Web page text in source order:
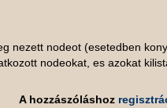
nezett nodeot (esetedben
nodeokat, es azokat
A hozzászóláshoz